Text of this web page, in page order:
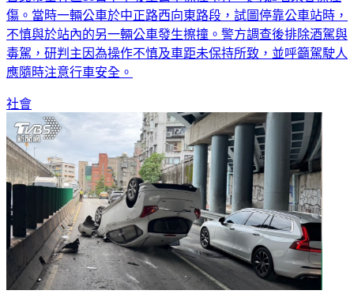
傷。當時一輛公車於中正路西向東路段，試圖停靠公車站時，
不慎與於站內的另一輛公車發生擦撞。警方調查後排除酒駕與
毒駕，研判主因為操作不慎及車距未保持所致，並呼籲駕駛人
應隨時注意行車安全。
社會